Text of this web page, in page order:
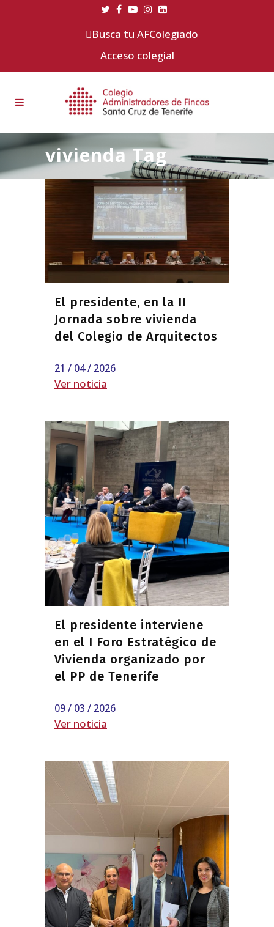
Busca tu AFColegiado
Acceso colegial
vivienda Tag
El presidente, en la II
Jornada sobre vivienda
del Colegio de Arquitectos
21 / 04 / 2026
Ver noticia
El presidente interviene
en el I Foro Estratégico de
Vivienda organizado por
el PP de Tenerife
09 / 03 / 2026
Ver noticia